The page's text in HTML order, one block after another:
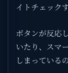
イトチェック
ボタンが反応
いたり、スマ
しまっている